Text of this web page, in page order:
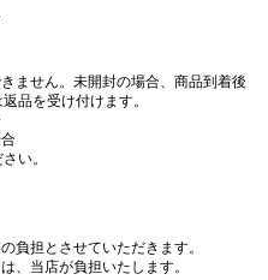
ません。未開封の場合、商品到着後
品を受け付けます。
い。
負担とさせていただきます。
、当店が負担いたします。